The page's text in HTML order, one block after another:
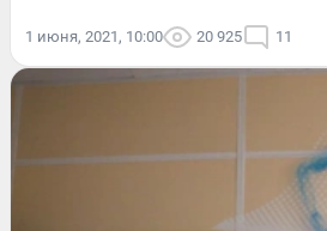
1 июня, 2021, 10:00 20 925 11